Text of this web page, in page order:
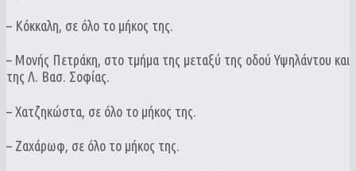
– Κόκκαλη, σε όλο το μήκος της.
– Μονής Πετράκη, στο τμήμα της μεταξύ της οδού Υψηλάντου και
της Λ. Βασ. Σοφίας.
– Χατζηκώστα, σε όλο το μήκος της.
– Ζαχάρωφ, σε όλο το μήκος της.